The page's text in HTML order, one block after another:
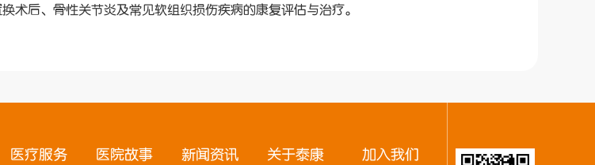
术后、骨性关节炎及常见软组织损伤疾病的康复评估与治疗。
医疗服务 医院故事 新闻资讯 关于泰康 加入我们